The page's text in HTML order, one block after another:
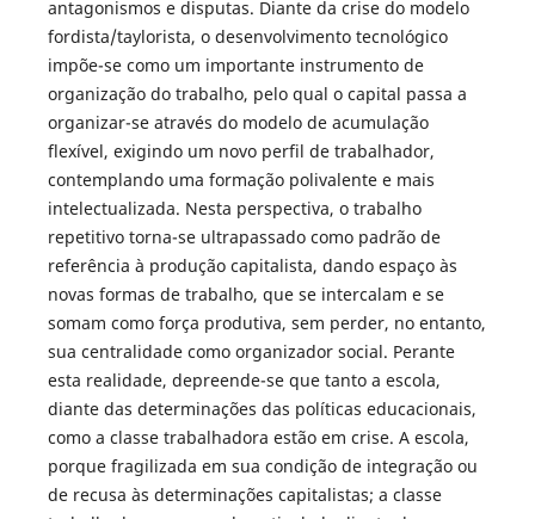
antagonismos e disputas. Diante da crise do modelo
fordista/taylorista, o desenvolvimento tecnológico
impõe-se como um importante instrumento de
organização do trabalho, pelo qual o capital passa a
organizar-se através do modelo de acumulação
flexível, exigindo um novo perfil de trabalhador,
contemplando uma formação polivalente e mais
intelectualizada. Nesta perspectiva, o trabalho
repetitivo torna-se ultrapassado como padrão de
referência à produção capitalista, dando espaço às
novas formas de trabalho, que se intercalam e se
somam como força produtiva, sem perder, no entanto,
sua centralidade como organizador social. Perante
esta realidade, depreende-se que tanto a escola,
diante das determinações das políticas educacionais,
como a classe trabalhadora estão em crise. A escola,
porque fragilizada em sua condição de integração ou
de recusa às determinações capitalistas; a classe